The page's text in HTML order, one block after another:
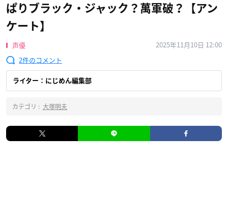
ぱりブラック・ジャック？萬軍破？【アン
ケート】
声優
2025年11月10日 12:00
2
ライター：にじめん編集部
カテゴリ : 大塚明夫